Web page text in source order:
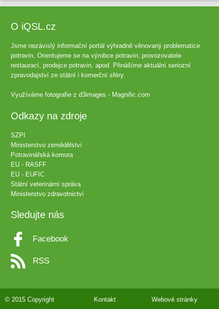
O iQSL.cz
Jsme nezávislý informační portál výhradně věnovaný problematice
potravin. Orientujeme se na výrobce potravin, provozovatele
restaurací, prodejce potravin, apod. Přinášíme aktuální seriozní
zpravodajství ze státní i komerční sféry.
Využíváme fotografie zd3images - Magnific.com
Odkazy na zdroje
SZPI
Ministerstvo zemědělství
Potravinářská komora
EU - RASFF
EU - EUFIC
Státní veterinární správa
Ministerstvo zdravotnictví
Sledujte nás
Facebook
RSS
© 2015 Copyright
Kontakt
Webové stránky